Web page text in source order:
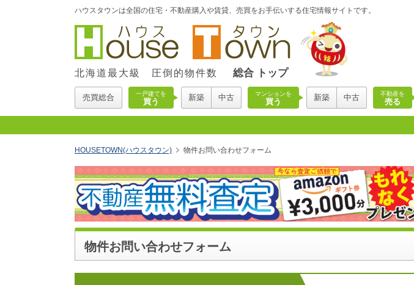
ハウスタウンは全国の住宅・不動産購入や賃貸、売買をお手伝いする住宅情報サイトです。
北海道最大級 圧倒的物件数 総合 トップ
売買総合 一戸建てを
買う 新築 中古 マンションを
買う 新築 中古 不動産を
売る
HOUSETOWN(ハウスタウン) 物件お問い合わせフォーム
物件お問い合わせフォーム